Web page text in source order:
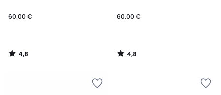
60.00 €
4,8
/
60.00 €
4,8
/